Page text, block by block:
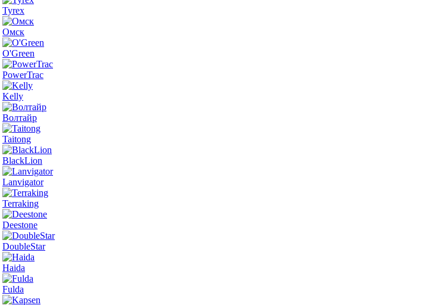
Tyrex
Омск
O'Green
PowerTrac
Kelly
Волтайр
Taitong
BlackLion
Lanvigator
Terraking
Deestone
DoubleStar
Haida
Fulda